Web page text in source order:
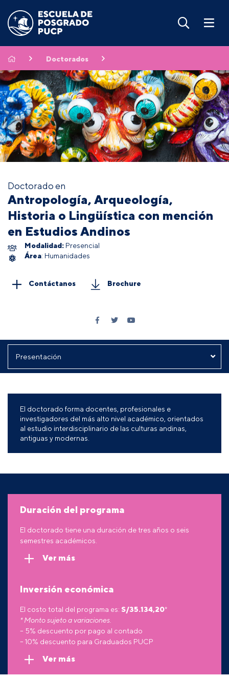
Doctorados
Doctorado en
Antropología, Arqueología,
Historia o Lingüística con mención
en Estudios Andinos
Modalidad: Presencial
Área: Humanidades
Contáctanos Brochure
El doctorado forma docentes, profesionales e
investigadores del más alto nivel académico, orientados
al estudio interdisciplinario de las culturas andinas,
antiguas y modernas.
Duración del programa
El doctorado tiene una duración de tres años o seis
semestres académicos.
Ver más
Inversión económica
El costo total del programa es: S/35.134,20*
* Monto sujeto a variaciones.
– 5% descuento por pago al contado
– 10% descuento para Graduados PUCP
Ver más